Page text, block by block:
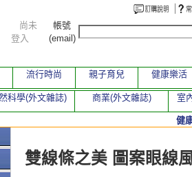
本期文章
雙線條之美 圖案眼線
尚未
登入
帳號
(email)
流行時尚 親子育兒 健康樂活
科學(外文雜誌) 商業(外文雜誌) 室
健